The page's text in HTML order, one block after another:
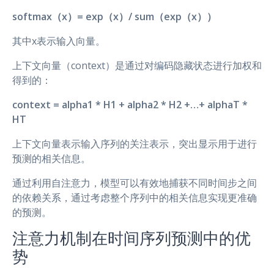
softmax（x）= exp（x）/ sum（exp（x））
其中x表示输入向量。
上下文向量（context）是通过对编码隐藏状态进行加权和
得到的：
context = alpha1 * H1 + alpha2 * H2 +…+ alphaT *
HT
上下文向量表示输入序列的关注表示，突出显示用于进行
预测的相关信息。
通过利用自注意力，模型可以有效地捕获不同时间步之间
的依赖关系，通过考虑整个序列中的相关信息实现更准确
的预测。
注意力机制在时间序列预测中的优
势